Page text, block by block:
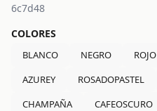
6c7d48
COLORES
BLANCO NEGRO ROJO
AZUREY
ROSADOPASTEL
CHAMPAÑA
CAFEOSCURO